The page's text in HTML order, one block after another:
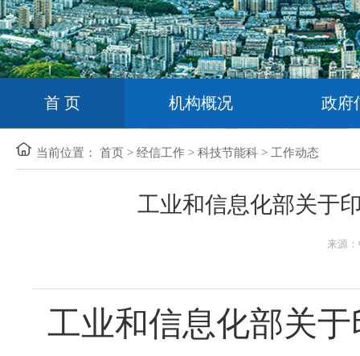
首 页 机构概况 政府
当前位置： 首页 > 经信工作 > 科技节能科 > 工作动态
工业和信息化部关于
来源
工业和信息化部关